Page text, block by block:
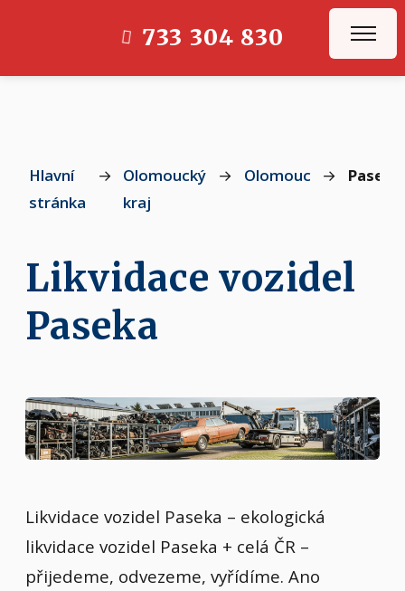
733 304 830
Hlavní
stránka
→
Olomoucký
kraj
→ Olomouc → Paseka
Likvidace vozidel
Paseka
Likvidace vozidel Paseka – ekologická
likvidace vozidel Paseka + celá ČR –
přijedeme, odvezeme, vyřídíme. Ano